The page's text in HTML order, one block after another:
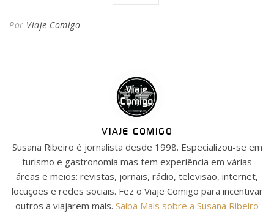
Por Viaje Comigo
VIAJE COMIGO
Susana Ribeiro é jornalista desde 1998. Especializou-se em
turismo e gastronomia mas tem experiência em várias
áreas e meios: revistas, jornais, rádio, televisão, internet,
locuções e redes sociais. Fez o Viaje Comigo para incentivar
outros a viajarem mais. Saiba Mais sobre a Susana Ribeiro